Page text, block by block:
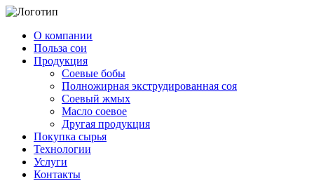
О компании
Польза сои
Продукция
Cоевые бобы
Полножирная экструдированная соя
Соевый жмых
Масло соевое
Другая продукция
Покупка сырья
Технологии
Услуги
Контакты